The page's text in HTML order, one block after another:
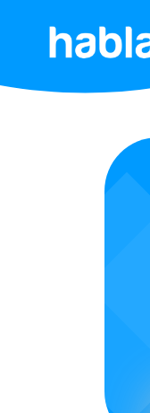
Accueil
SIGN UP